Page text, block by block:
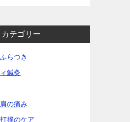
カテゴリー
らつき
鍼灸
の痛み
撲のケア